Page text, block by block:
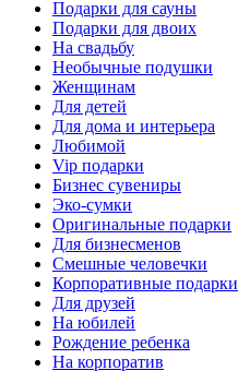
Подарки для сауны
Подарки для двоих
На свадьбу
Необычные подушки
Женщинам
Для детей
Для дома и интерьера
Любимой
Vip подарки
Бизнес сувениры
Эко-сумки
Оригинальные подарки
Для бизнесменов
Смешные человечки
Корпоративные подарки
Для друзей
На юбилей
Рождение ребенка
На корпоратив